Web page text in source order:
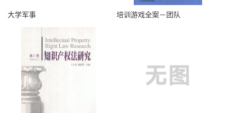
大学军事 培训游戏全案－团队